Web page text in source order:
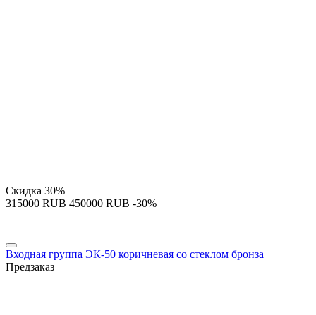
Скидка 30%
‍315000‍ RUB ‍450000‍ RUB -30%
Входная группа ЭК-50 коричневая со стеклом бронза
Предзаказ